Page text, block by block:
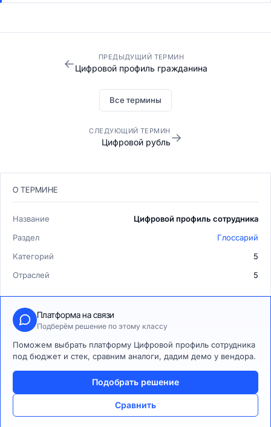
← ПРЕДЫДУЩИЙ ТЕРМИН
Цифровой профиль гражданина
Все термины
СЛЕДУЮЩИЙ ТЕРМИН
Цифровой рубль→
О ТЕРМИНЕ
Название
Цифровой профиль сотрудника
Раздел
Глоссарий
Категорий
5
Отраслей
5
Платформа на связи
Подберём решение по этому классу
Поможем выбрать платформу Цифровой профиль сотрудника
под бюджет и стек, сравним аналоги, дадим демо у вендора.
Подобрать решение
Сравнить